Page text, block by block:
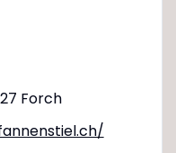
Forch